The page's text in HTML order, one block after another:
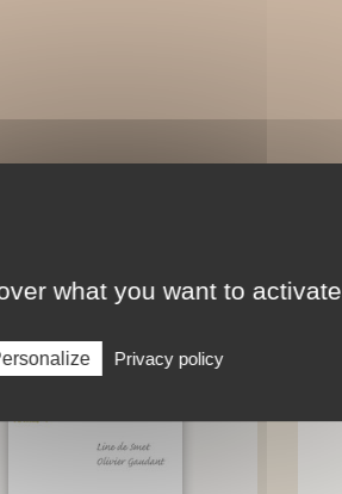
AUSSI ?
what you want to activate
Privacy policy